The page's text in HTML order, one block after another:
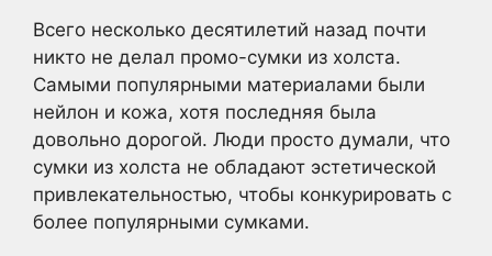
Всего несколько десятилетий назад почти
никто не делал промо-сумки из холста.
Самыми популярными материалами были
нейлон и кожа, хотя последняя была
довольно дорогой. Люди просто думали, что
сумки из холста не обладают эстетической
привлекательностью, чтобы конкурировать с
более популярными сумками.